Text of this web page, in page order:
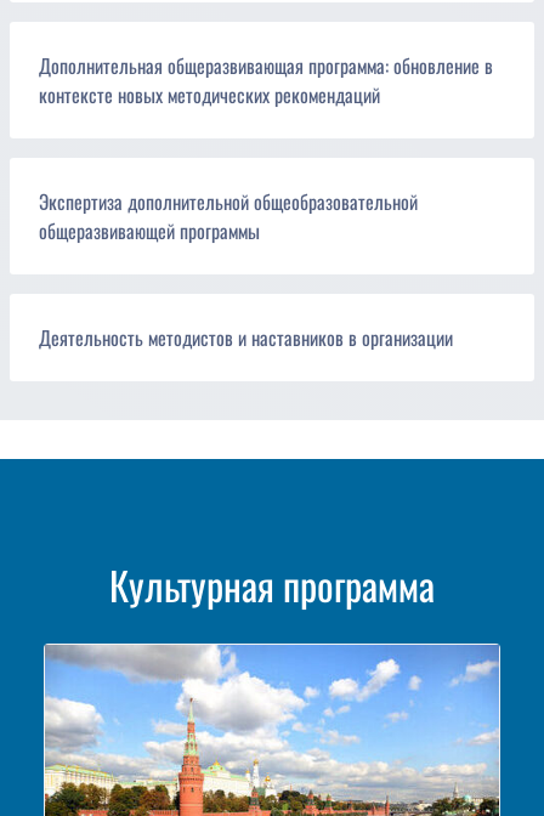
Дополнительная общеразвивающая программа: обновление в
контексте новых методических рекомендаций
Экспертиза дополнительной общеобразовательной
общеразвивающей программы
Деятельность методистов и наставников в организации
Культурная программа